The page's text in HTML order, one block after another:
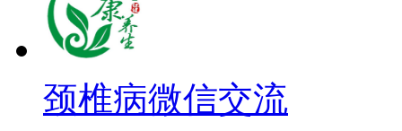
颈椎病微信交流